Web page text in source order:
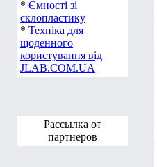
* Ємності зі
склопластику
* Техніка для
щоденного
користування від
JLAB.COM.UA
Рассылка от
партнеров